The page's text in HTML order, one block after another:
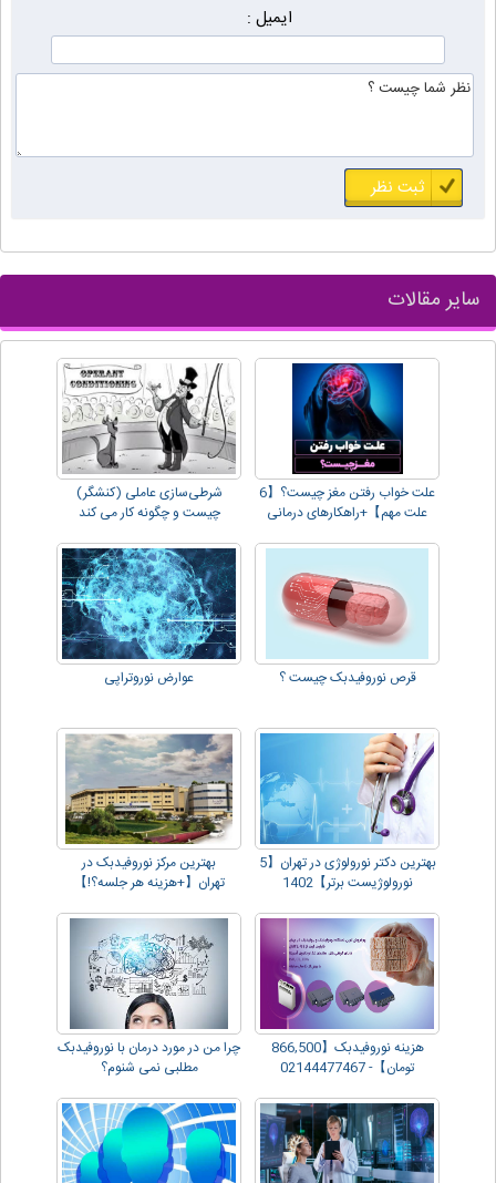
ایمیل :
سایر مقالات
علت خواب رفتن مغز چیست؟【6
علت مهم】+راهکارهای درمانی
شرطی‌سازی عاملی (کنشگر)
چیست و چگونه کار می کند
قرص نوروفیدبک چیست ؟ عوارض نوروتراپی
بهترین دکتر نورولوژی در تهران【5
نورولوژیست برتر】1402
بهترین مرکز نوروفیدبک در
تهران【+هزینه هر جلسه؟!】
هزینه نوروفیدبک【866,500
تومان】- 02144477467
چرا من در مورد درمان با نوروفیدبک
مطلبی نمی شنوم؟